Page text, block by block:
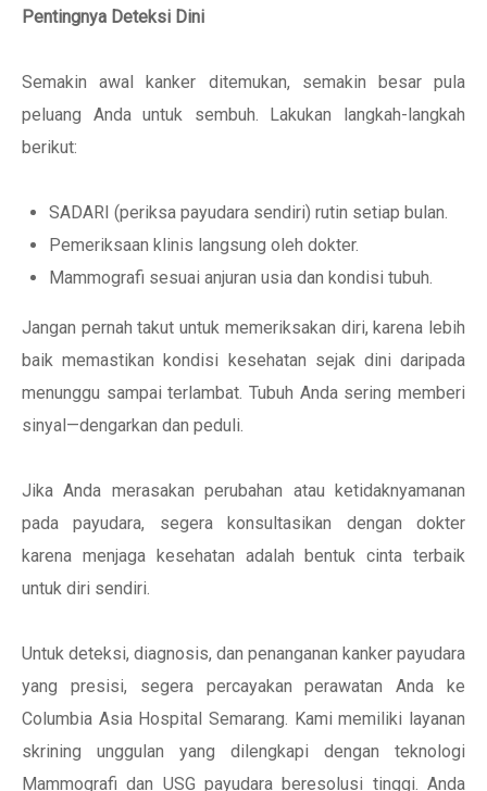
Pentingnya Deteksi Dini
Semakin awal kanker ditemukan, semakin besar pula
peluang Anda untuk sembuh. Lakukan langkah-langkah
berikut:
SADARI (periksa payudara sendiri) rutin setiap bulan.
Pemeriksaan klinis langsung oleh dokter.
Mammografi sesuai anjuran usia dan kondisi tubuh.
Jangan pernah takut untuk memeriksakan diri, karena lebih
baik memastikan kondisi kesehatan sejak dini daripada
menunggu sampai terlambat. Tubuh Anda sering memberi
sinyal—dengarkan dan peduli.
Jika Anda merasakan perubahan atau ketidaknyamanan
pada payudara, segera konsultasikan dengan dokter
karena menjaga kesehatan adalah bentuk cinta terbaik
untuk diri sendiri.
Untuk deteksi, diagnosis, dan penanganan kanker payudara
yang presisi, segera percayakan perawatan Anda ke
Columbia Asia Hospital Semarang. Kami memiliki layanan
skrining unggulan yang dilengkapi dengan teknologi
Mammografi dan USG payudara beresolusi tinggi. Anda